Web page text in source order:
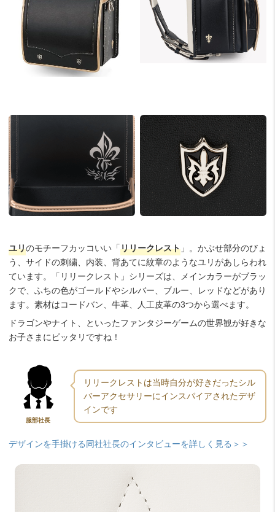
ユリのモチーフカッコいい「リリークレスト 」。かぶせ部分のびょ
う、サイドの刺繍、内装、背あてに紋章のようなユリがあしらわれ
ています。「リリークレスト」シリーズは、メインカラーがブラッ
クで、ふちの色がゴールドやシルバー、ブルー、レッドなどがあり
ます。素材はコードバン、牛革、人工皮革の3つから選べます。
ドラゴンやナイト、といったファンタジーゲームの世界観が好きな
お子さまにピッタリですね！
服部社長
リリークレストは当時自分が好きだったシル
バーアクセサリーにインスパイアされたデザ
インです
デザインを手掛ける同社社長のインタビューを詳しく見る＞＞